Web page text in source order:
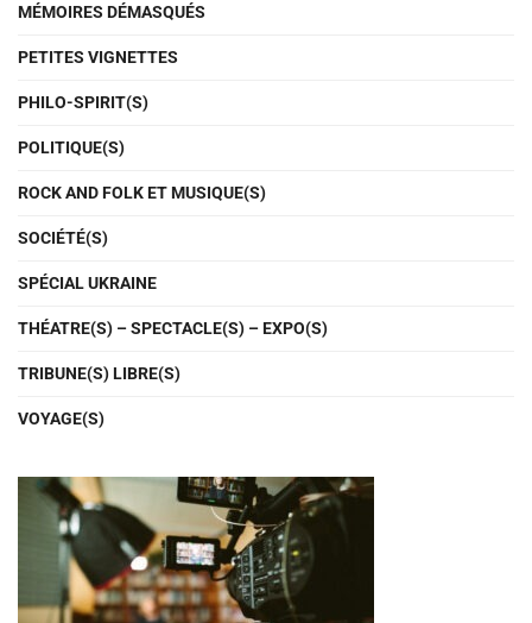
MÉMOIRES DÉMASQUÉS
PETITES VIGNETTES
PHILO-SPIRIT(S)
POLITIQUE(S)
ROCK AND FOLK ET MUSIQUE(S)
SOCIÉTÉ(S)
SPÉCIAL UKRAINE
THÉATRE(S) – SPECTACLE(S) – EXPO(S)
TRIBUNE(S) LIBRE(S)
VOYAGE(S)